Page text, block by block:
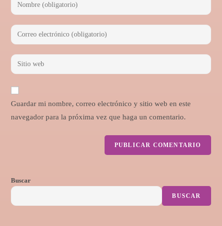
Guardar mi nombre, correo electrónico y sitio web en este
navegador para la próxima vez que haga un comentario.
Buscar
BUSCAR